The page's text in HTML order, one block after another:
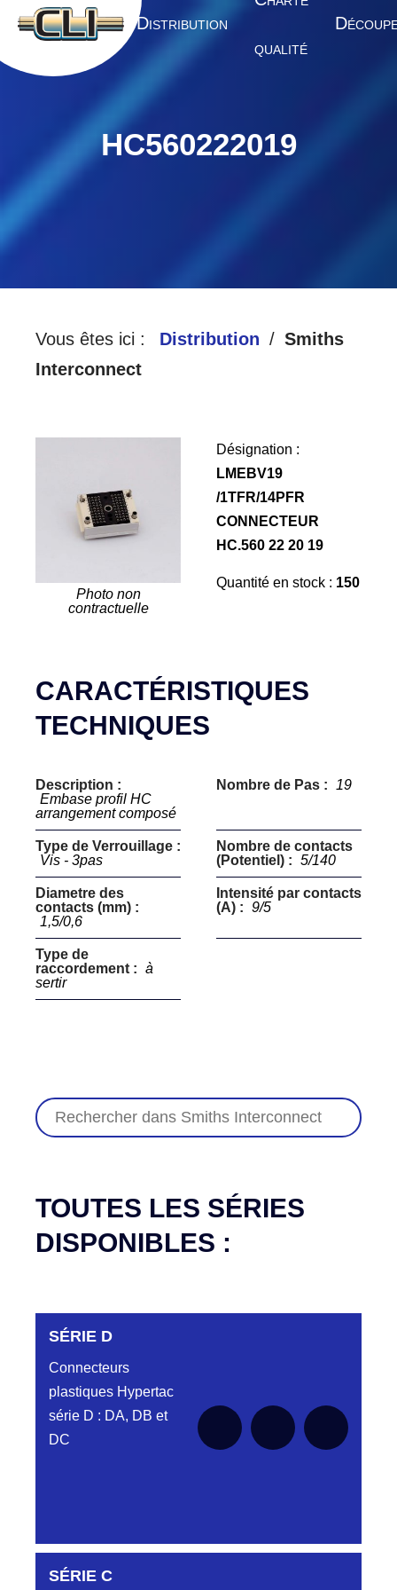
A CCUEIL DISTRIBUTION
QUALITÉ
D
HC560222019
Vous êtes ici : Distribution
Smiths
Interconnect
Photo non
contractuelle
Désignation :
LMEBV19
/1TFR/14PFR
CONNECTEUR
HC.560 22 20 19
Quantité en stock : 150
CARACTÉRISTIQUES
TECHNIQUES
Description :
Embase profil HC
arrangement composé
Nombre de Pas : 19
Type de Verrouillage :
Vis - 3pas
Nombre de contacts
(Potentiel) : 5/140
Diametre des
contacts (mm) :
1,5/0,6
Intensité par contacts
(A) : 9/5
Type de
raccordement : à
sertir
TOUTES LES SÉRIES
DISPONIBLES :
SÉRIE D
Connecteurs
plastiques Hypertac
série D : DA, DB et
DC
DC6122340N
D03EC612MT CONNECTEUR NOIR
SÉRIE C